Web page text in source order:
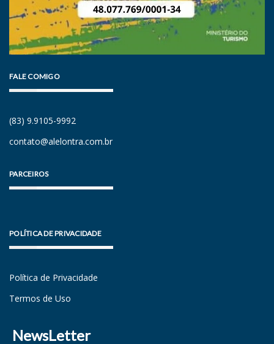
FALE COMIGO
(83) 9.9105-9992
contato@alelontra.com.br
PARCEIROS
POLÍTICA DE PRIVACIDADE
Política de Privacidade
Termos de Uso
NewsLetter